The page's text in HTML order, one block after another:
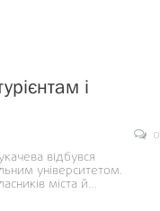
і
0
відбувся
університетом.
міста й…